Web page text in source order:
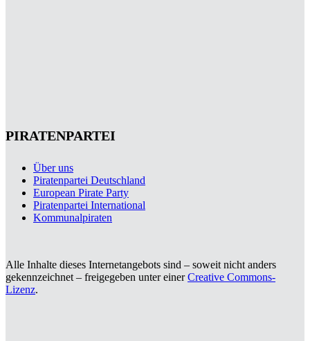
PIRATENPARTEI
Über uns
Piratenpartei Deutschland
European Pirate Party
Piratenpartei International
Kommunalpiraten
Alle Inhalte dieses Internetangebots sind – soweit nicht anders
gekennzeichnet – freigegeben unter einerCreative Commons-
Lizenz.